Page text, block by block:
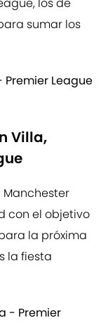
sumar los
League
Villa,
Manchester
con el objetivo
la próxima
la fiesta
- Premier